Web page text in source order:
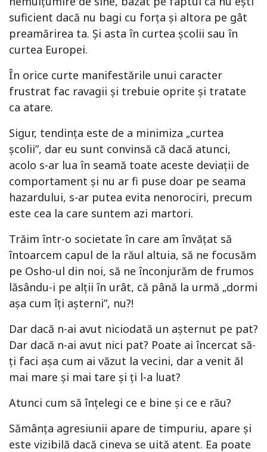
suficient dacă nu bagi cu forța și altora pe gât
preamărirea ta. Și asta în curtea școlii sau în
curtea Europei.
În orice curte manifestările unui caracter
frustrat fac ravagii și trebuie oprite și tratate
ca atare.
Sigur, tendința este de a minimiza „curtea
școlii”, dar eu sunt convinsă că dacă atunci,
acolo s-ar lua în seamă toate aceste deviații de
comportament și nu ar fi puse doar pe seama
hazardului, s-ar putea evita nenorociri, precum
este cea la care suntem azi martori.
Trăim într-o societate în care am învățat să
întoarcem capul de la răul altuia, să ne focusăm
pe Osho-ul din noi, să ne înconjurăm de frumos
lăsându-i pe alții în urât, că până la urmă „dormi
așa cum îți așterni”, nu?!
Dar dacă n-ai avut niciodată un așternut pe pat?
Dar dacă n-ai avut nici pat? Poate ai încercat să-
ți faci așa cum ai văzut la vecini, dar a venit ăl
mai mare și mai tare și ți l-a luat?
Atunci cum să înțelegi ce e bine și ce e rău?
Sămânța agresiunii apare de timpuriu, apare și
este vizibilă dacă cineva se uită atent. Ea poate